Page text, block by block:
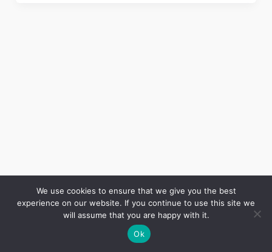
Copyright © 2026 LES ANNALES DES MINES | Powered by Thème WordPress Astra
We use cookies to ensure that we give you the best
experience on our website. If you continue to use this site we
will assume that you are happy with it.
Ok